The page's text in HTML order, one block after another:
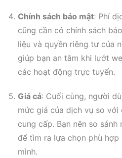
Chính sách bảo mật: Phí
cũng cần có chính sách
liệu và quyền riêng tư của
giúp bạn an tâm khi lướt
các hoạt động trực tuyến.
Giá cả: Cuối cùng, người
mức giá của dịch vụ so với
cung cấp. Bạn nên so sánh
để tìm ra lựa chọn phù hợp
mình.